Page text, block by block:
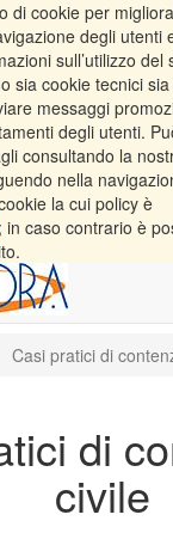
di cookie per
degli utenti
sull’utilizzo del
sia cookie tecnici
messaggi
degli utenti.
consultando la
nella
la cui policy è
; in caso contrario è
Casi pratici di
di
civile